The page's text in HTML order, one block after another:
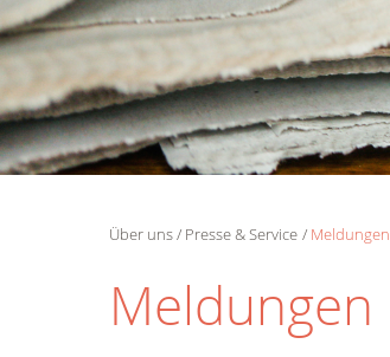
Über uns Presse & Service Meldungen
Meldungen